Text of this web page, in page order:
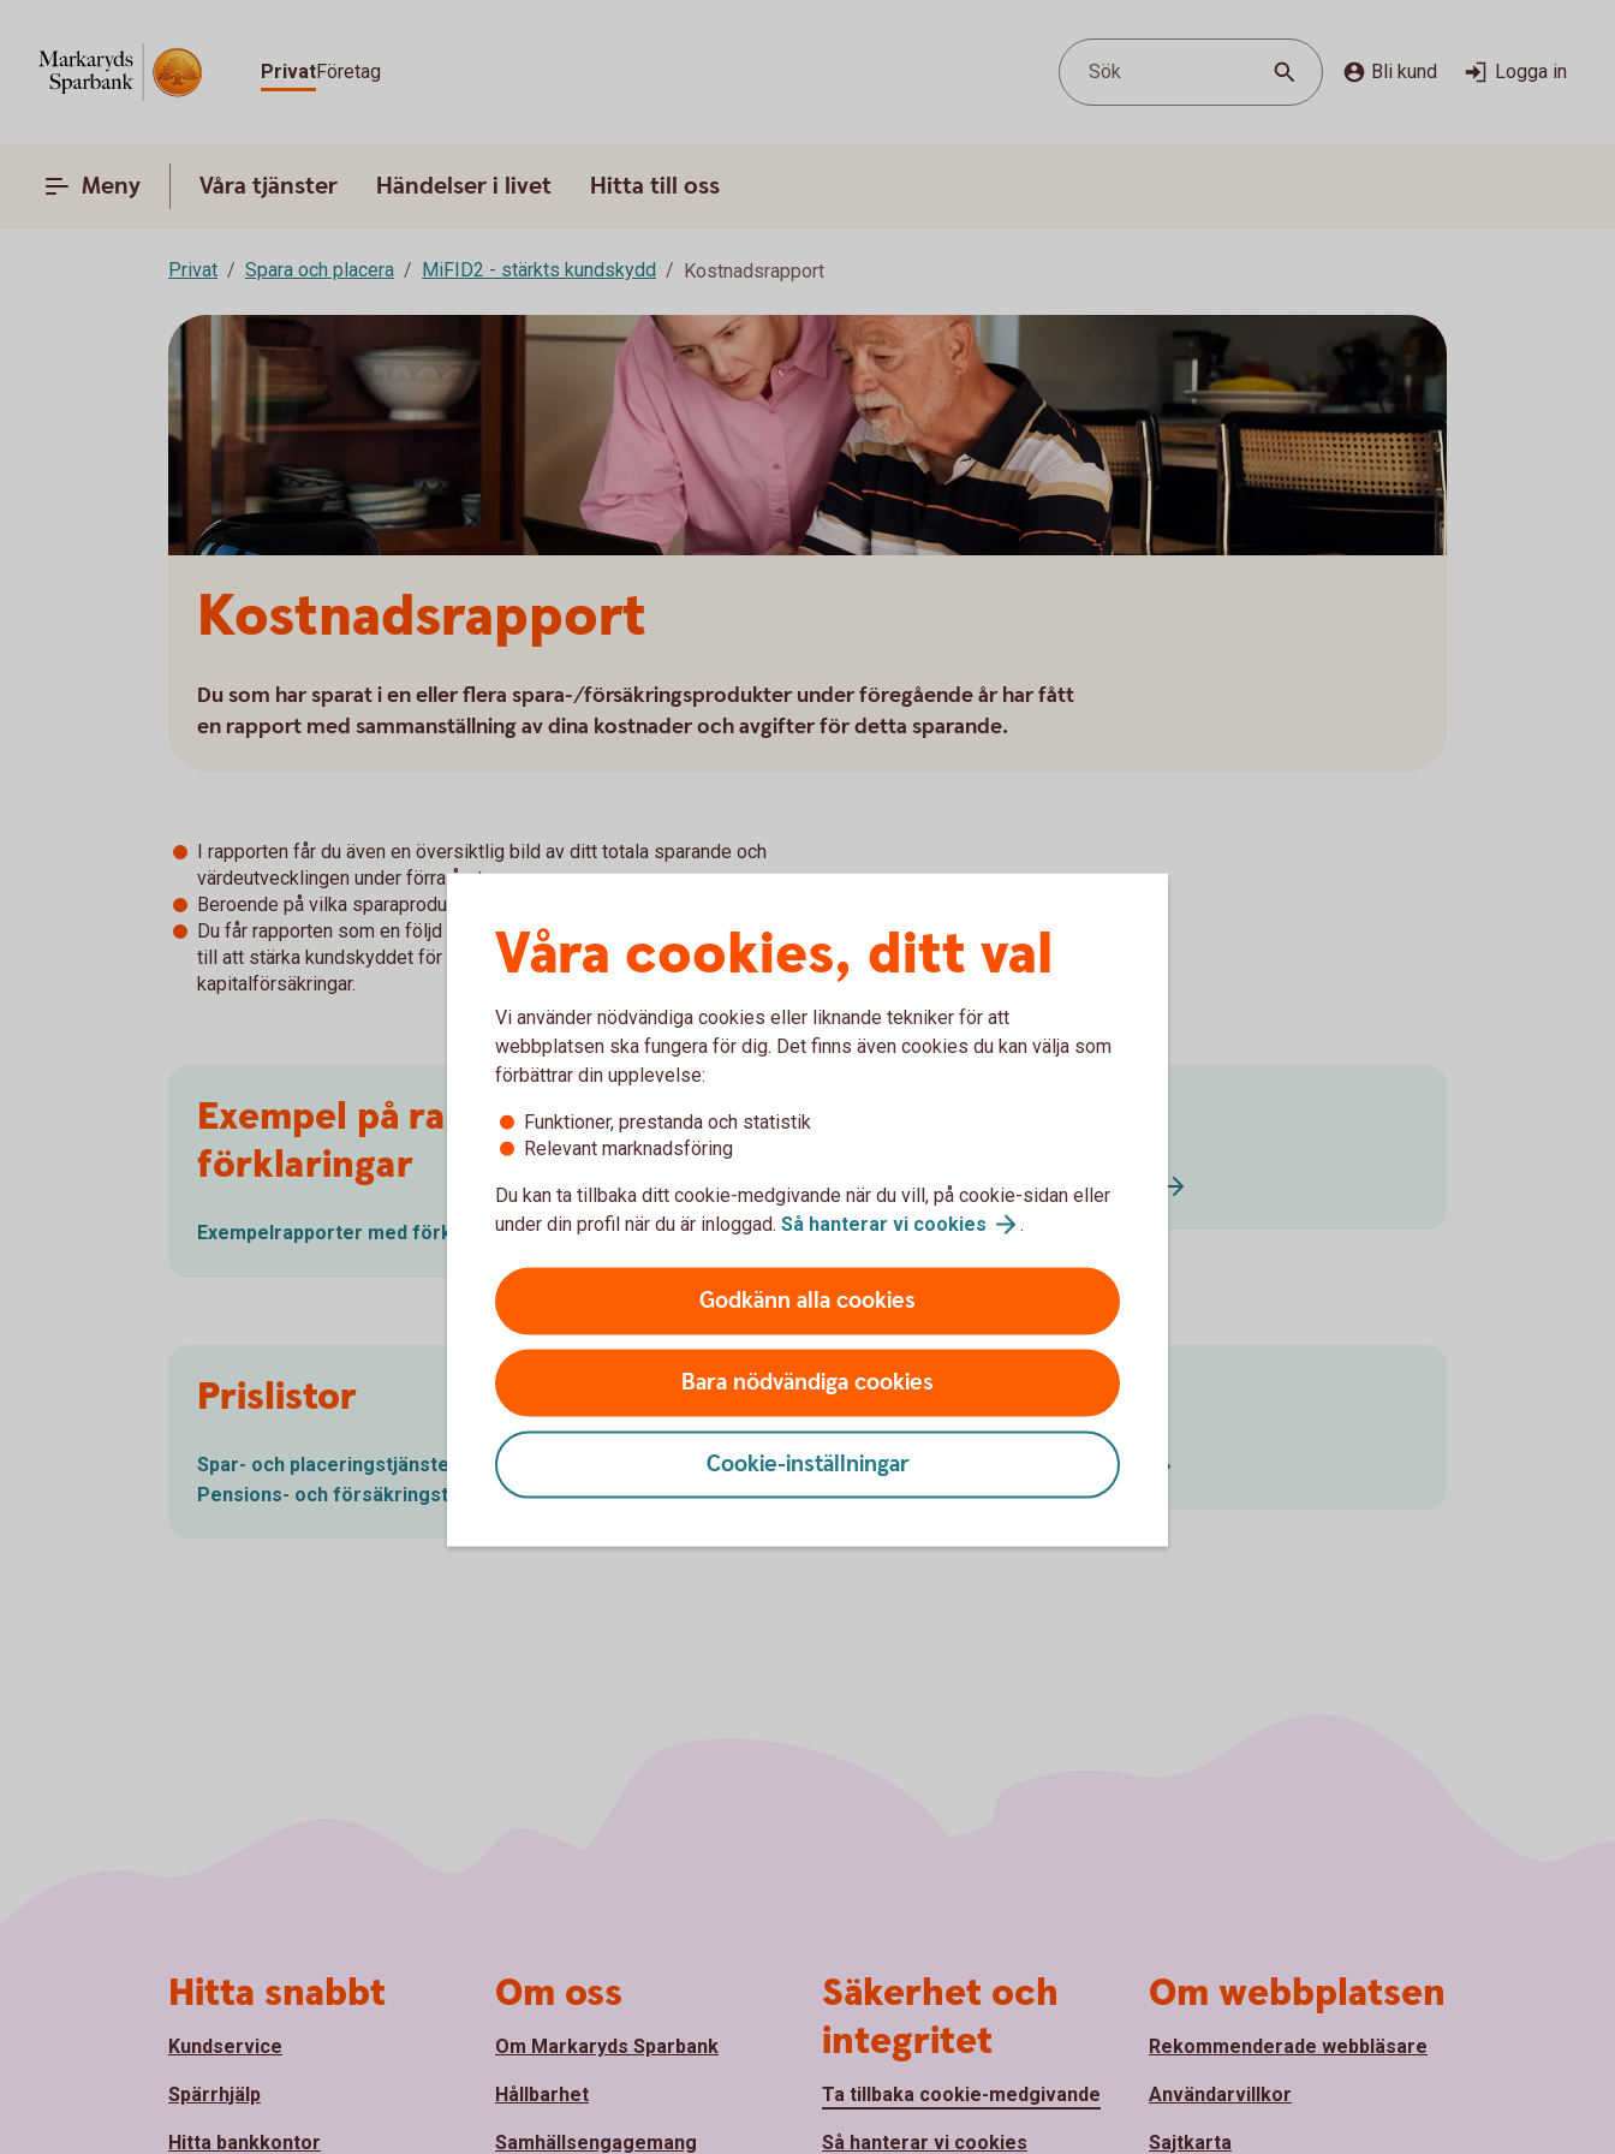
PrivatFöretag Sök Bli kund Logga in
Meny Våra tjänster Händelser i livet Hitta till oss
Privat Spara och placera MiFID2 - stärkts kundskydd Kostnadsrapport
Kostnadsrapport
Du som har sparat i en eller flera spara-/försäkringsprodukter under föregående år har fått
en rapport med sammanställning av dina kostnader och avgifter för detta sparande.
I rapporten får du även en översiktlig bild av ditt totala sparande och
värdeutvecklingen under förra året.
Beroende på vilka sparaprodukter du har kan rapporten vara olika många sidor.
Du får rapporten som en följd av EU-regleringarna MiFID2 och IDD, som båda syftar
till att stärka kundskyddet för dig som placerar i sparaprodukter inklusive
kapitalförsäkringar.
Exempel på rapporter med
förklaringar
Exempelrapporter med förklaringar
Frågor och svarkostnadsrapport
Prislistor
Spar- och placeringstjänster
Pensions- och försäkringstjänster
Kontakta oss
Kundservice för privatpersoner
Våra cookies, ditt val
Vi använder nödvändiga cookies eller liknande tekniker för att
webbplatsen ska fungera för dig. Det finns även cookies du kan välja som
förbättrar din upplevelse:
Funktioner, prestanda och statistik
Relevant marknadsföring
Du kan ta tillbaka ditt cookie-medgivande när du vill, på cookie-sidan eller
under din profil när du är inloggad. Så hanterar vi cookies .
Godkänn alla cookies
Bara nödvändiga cookies
Cookie-inställningar
Hitta snabbt
Kundservice
Spärrhjälp
Hitta bankkontor
Om oss
Om Markaryds Sparbank
Hållbarhet
Samhällsengagemang
Säkerhet och
integritet
Ta tillbaka cookie-medgivande
Så hanterar vi cookies
Om webbplatsen
Rekommenderade webbläsare
Användarvillkor
Sajtkarta